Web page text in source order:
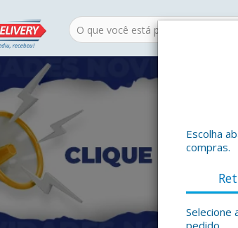
Escolha
compras.
Selecione